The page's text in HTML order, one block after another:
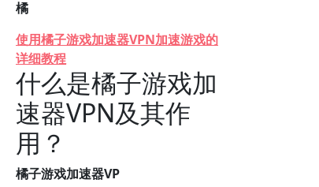
橘
使用橘子游戏加速器VPN加速游戏的
详细教程
什么是橘子游戏加
速器VPN及其作
用？
橘子游戏加速器VP